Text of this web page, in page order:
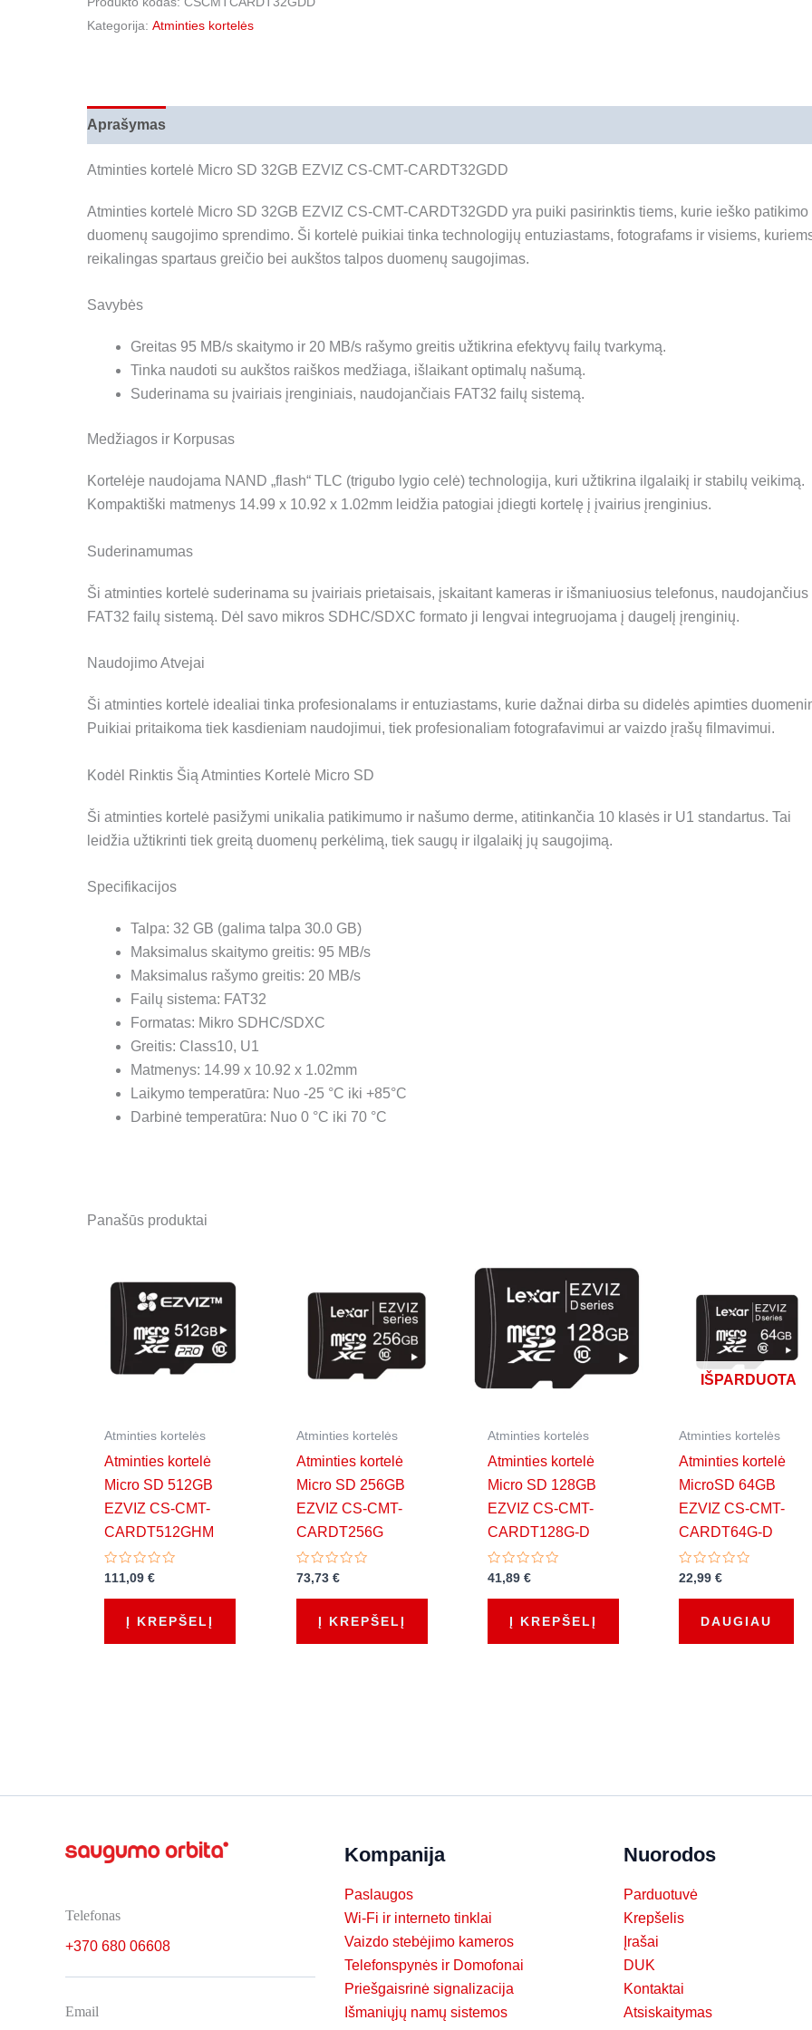
Kategorija: Atminties kortelės
Aprašymas
Atminties kortelė Micro SD 32GB EZVIZ CS-CMT-CARDT32GDD
Atminties kortelė Micro SD 32GB EZVIZ CS-CMT-CARDT32GDD yra puiki pasirinktis tiems, kurie ieško patikimo
duomenų saugojimo sprendimo. Ši kortelė puikiai tinka technologijų entuziastams, fotografams ir visiems,
reikalingas spartaus greičio bei aukštos talpos duomenų saugojimas.
Savybės
Greitas 95 MB/s skaitymo ir 20 MB/s rašymo greitis užtikrina efektyvų failų tvarkymą.
Tinka naudoti su aukštos raiškos medžiaga, išlaikant optimalų našumą.
Suderinama su įvairiais įrenginiais, naudojančiais FAT32 failų sistemą.
Medžiagos ir Korpusas
Kortelėje naudojama NAND „flash“ TLC (trigubo lygio celė) technologija, kuri užtikrina ilgalaikį ir stabilų veikimą.
Kompaktiški matmenys 14.99 x 10.92 x 1.02mm leidžia patogiai įdiegti kortelę į įvairius įrenginius.
Suderinamumas
Ši atminties kortelė suderinama su įvairiais prietaisais, įskaitant kameras ir išmaniuosius telefonus, naudojančius
FAT32 failų sistemą. Dėl savo mikros SDHC/SDXC formato ji lengvai integruojama į daugelį įrenginių.
Naudojimo Atvejai
Ši atminties kortelė idealiai tinka profesionalams ir entuziastams, kurie dažnai dirba su didelės apimties
Puikiai pritaikoma tiek kasdieniam naudojimui, tiek profesionaliam fotografavimui ar vaizdo įrašų filmavimui.
Kodėl Rinktis Šią Atminties Kortelė Micro SD
Ši atminties kortelė pasižymi unikalia patikimumo ir našumo derme, atitinkančia 10 klasės ir U1 standartus. Tai
leidžia užtikrinti tiek greitą duomenų perkėlimą, tiek saugų ir ilgalaikį jų saugojimą.
Specifikacijos
Talpa: 32 GB (galima talpa 30.0 GB)
Maksimalus skaitymo greitis: 95 MB/s
Maksimalus rašymo greitis: 20 MB/s
Failų sistema: FAT32
Formatas: Mikro SDHC/SDXC
Greitis: Class10, U1
Matmenys: 14.99 x 10.92 x 1.02mm
Laikymo temperatūra: Nuo -25 °C iki +85°C
Darbinė temperatūra: Nuo 0 °C iki 70 °C
Panašūs produktai
Atminties kortelės
Atminties kortelė
Micro SD 512GB
EZVIZ CS-CMT-
CARDT512GHM
Įvertinimas:
iš
111,09€
Į KREPŠELĮ
Atminties kortelės
Atminties kortelė
Micro SD 256GB
EZVIZ CS-CMT-
CARDT256G
Įvertinimas:
iš
73,73 €
Į KREPŠELĮ
Atminties kortelės
Atminties kortelė
Micro SD 128GB
EZVIZ CS-CMT-
CARDT128G-D
Įvertinimas:
iš
41,89 €
Į KREPŠELĮ
IŠPARDUOTA
Atminties kortelės
Atminties kortelė
MicroSD 64GB
EZVIZ CS-CMT-
CARDT64G-D
Įvertinimas:
iš
22,99€
DAUGIAU
Telefonas
+370 680 06608
Email
Kompanija
Paslaugos
Wi-Fi ir interneto tinklai
Vaizdo stebėjimo kameros
Telefonspynės ir Domofonai
Priešgaisrinė signalizacija
Išmaniųjų namų sistemos
Nuorodos
Parduotuvė
Krepšelis
Įrašai
DUK
Kontaktai
Atsiskaitymas